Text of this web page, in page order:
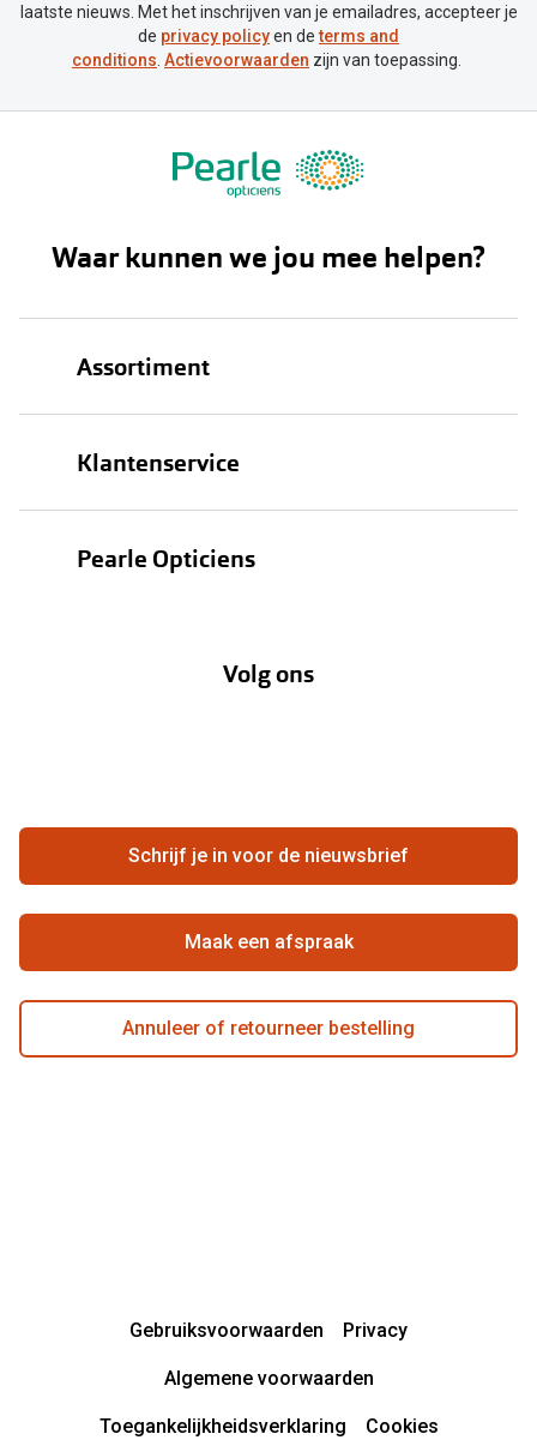
laatste nieuws. Met het inschrijven van je emailadres, accepteer je
de privacy policyen determs and
conditions Actievoorwaarden zijn van toepassing.
Waar kunnen we jou mee helpen?
Assortiment
Klantenservice
Verzending
Hier de overeenkomst ontbinden
Zorgvergoeding
Pearle Opticiens
Ondernemen bij Pearle
Beste winkelketen
Actievoorwaarden
Volg ons
Schrijf je in voor de nieuwsbrief
Maak een afspraak
Annuleer of retourneer bestelling
Gebruiksvoorwaarden Privacy
Algemene voorwaarden
Toegankelijkheidsverklaring Cookies